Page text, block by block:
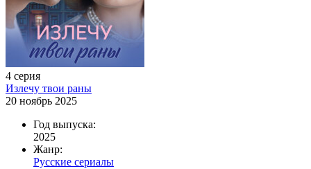
4 серия
Излечу твои раны
20 ноябрь 2025
Год выпуска:
2025
Жанр:
Русские сериалы